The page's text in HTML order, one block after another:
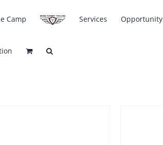
Camp Services Opportunity